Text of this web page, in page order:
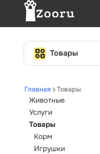
Товары
Главная Товары
Животные
Услуги
Товары
Корм
Игрушки